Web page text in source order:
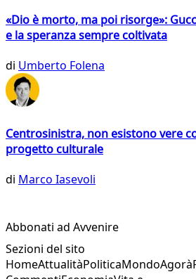
«Dio è morto, ma poi risorge»:
e la speranza sempre coltivata
di Umberto Folena
Centrosinistra, non esistono vere
progetto culturale
di Marco Iasevoli
Abbonati ad Avvenire
Sezioni del sito
HomeAttualitàPoliticaMondoAgorà